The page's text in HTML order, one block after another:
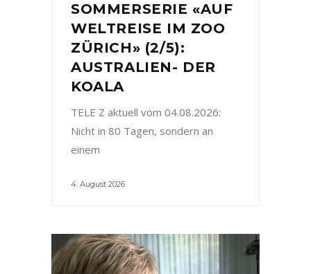
SOMMERSERIE «AUF
WELTREISE IM ZOO
ZÜRICH» (2/5):
AUSTRALIEN- DER
KOALA
TELE Z aktuell vom 04.08.2026:
Nicht in 80 Tagen, sondern an
einem
4. August 2026